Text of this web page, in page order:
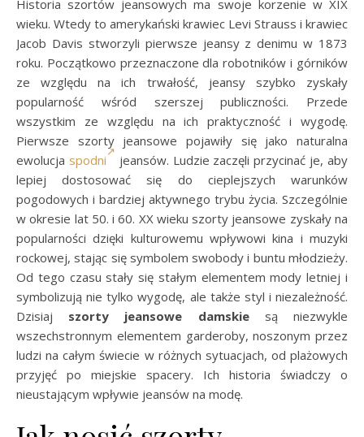
Historia szortów jeansowych ma swoje korzenie w XIX
wieku. Wtedy to amerykański krawiec Levi Strauss i krawiec
Jacob Davis stworzyli pierwsze jeansy z denimu w 1873
roku. Początkowo przeznaczone dla robotników i górników
ze względu na ich trwałość, jeansy szybko zyskały
popularność wśród szerszej publiczności. Przede
wszystkim ze względu na ich praktyczność i wygodę.
Pierwsze szorty jeansowe pojawiły się jako naturalna
ewolucja spodni
jeansów. Ludzie zaczęli przycinać je, aby
lepiej dostosować się do cieplejszych warunków
pogodowych i bardziej aktywnego trybu życia. Szczególnie
w okresie lat 50. i 60. XX wieku szorty jeansowe zyskały na
popularności dzięki kulturowemu wpływowi kina i muzyki
rockowej, stając się symbolem swobody i buntu młodzieży.
Od tego czasu stały się stałym elementem mody letniej i
symbolizują nie tylko wygodę, ale także styl i niezależność.
Dzisiaj szorty jeansowe damskiesą niezwykle
wszechstronnym elementem garderoby, noszonym przez
ludzi na całym świecie w różnych sytuacjach, od plażowych
przyjęć po miejskie spacery. Ich historia świadczy o
nieustającym wpływie jeansów na modę.